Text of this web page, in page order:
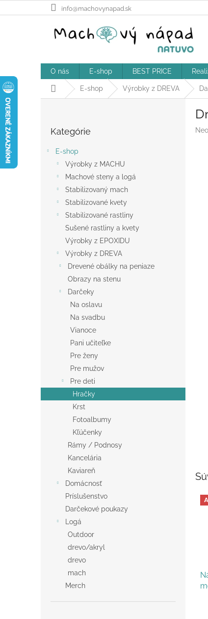
na
info@machovynapad.sk
O nás E-shop BEST PRICE
DomovE-shop Výrobky z DREVA
kategórie
Kategórie
E-shop
Výrobky z MACHU
Machové steny a logá
Stabilizovaný mach
Stabilizované kvety
Stabilizované rastliny
Sušené rastliny a kvety
Výrobky z EPOXIDU
Výrobky z DREVA
Drevené obálky na peniaze
Obrazy na stenu
Darčeky
Na oslavu
Na svadbu
Vianoce
Pani učiteľke
Pre ženy
Pre mužov
Pre deti
Hračky
Krst
Fotoalbumy
Kľúčenky
Rámy / Podnosy
Kancelária
Kaviareň
Domácnosť
Príslušenstvo
Darčekové poukazy
Logá
Outdoor
drevo/akryl
drevo
mach
Merch